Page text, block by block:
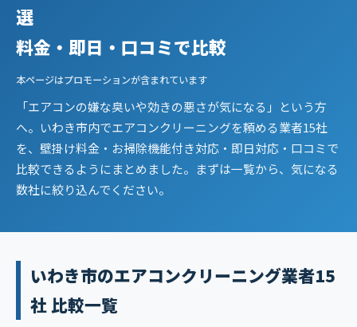
選
料金・即日・口コミで比較
本ページはプロモーションが含まれています
「エアコンの嫌な臭いや効きの悪さが気になる」という方
へ。いわき市内でエアコンクリーニングを頼める業者15社
を、壁掛け料金・お掃除機能付き対応・即日対応・口コミで
比較できるようにまとめました。まずは一覧から、気になる
数社に絞り込んでください。
いわき市のエアコンクリーニング業者15
社 比較一覧